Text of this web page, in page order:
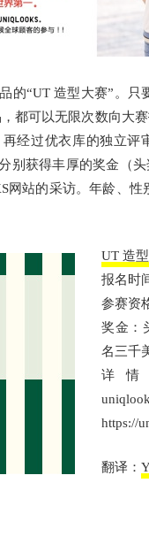
的“UT 造型大赛”。
都可以无限次数向大
经过优衣库的独立评
别获得丰厚的奖金（
网站的采访。年龄、
UT 造
报名时
参赛资
奖金：
名三千
详情
https://
翻译：